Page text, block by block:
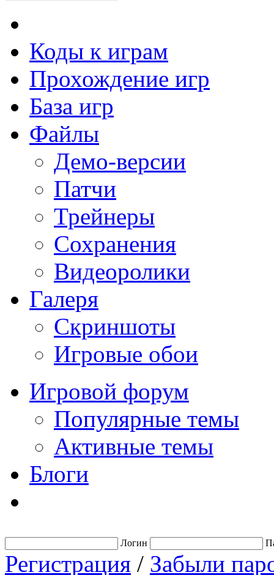
Коды к играм
Прохождение игр
База игр
Файлы
Демо-версии
Патчи
Трейнеры
Сохранения
Видеоролики
Галеря
Скриншоты
Игровые обои
Игровой форум
Популярные темы
Активные темы
Блоги
Логин
Регистрация / Забыли